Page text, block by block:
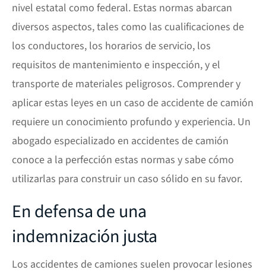
nivel estatal como federal. Estas normas abarcan
diversos aspectos, tales como las cualificaciones de
los conductores, los horarios de servicio, los
requisitos de mantenimiento e inspección, y el
transporte de materiales peligrosos. Comprender y
aplicar estas leyes en un caso de accidente de camión
requiere un conocimiento profundo y experiencia. Un
abogado especializado en accidentes de camión
conoce a la perfección estas normas y sabe cómo
utilizarlas para construir un caso sólido en su favor.
En defensa de una
indemnización justa
Los accidentes de camiones suelen provocar lesiones